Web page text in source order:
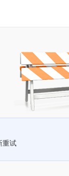
重试